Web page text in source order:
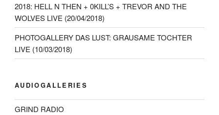
2018: HELL N THEN + 0KILL’S + TREVOR AND THE
WOLVES LIVE (20/04/2018)
PHOTOGALLERY DAS LUST: GRAUSAME TOCHTER
LIVE (10/03/2018)
AUDIOGALLERIES
GRIND RADIO